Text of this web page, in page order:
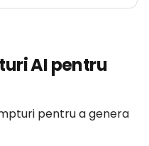
AI pentru
pentru a genera